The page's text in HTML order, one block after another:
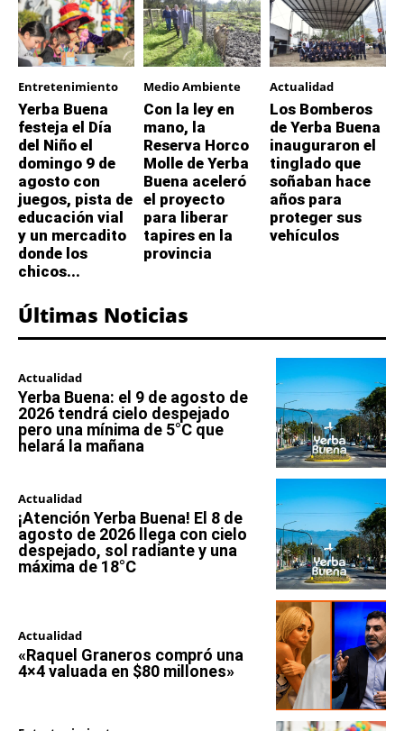
Entretenimiento
Yerba Buena
festeja el Día
del Niño el
domingo 9 de
agosto con
juegos, pista de
educación vial
y un mercadito
donde los
chicos...
Medio Ambiente
Con la ley en
mano, la
Reserva Horco
Molle de Yerba
Buena aceleró
el proyecto
para liberar
tapires en la
provincia
Actualidad
Los Bomberos
de Yerba Buena
inauguraron el
tinglado que
soñaban hace
años para
proteger sus
vehículos
Últimas Noticias
Actualidad
Yerba Buena: el 9 de agosto de
2026 tendrá cielo despejado
pero una mínima de 5°C que
helará la mañana
Actualidad
¡Atención Yerba Buena! El 8 de
agosto de 2026 llega con cielo
despejado, sol radiante y una
máxima de 18°C
Actualidad
«Raquel Graneros compró una
4×4 valuada en $80 millones»